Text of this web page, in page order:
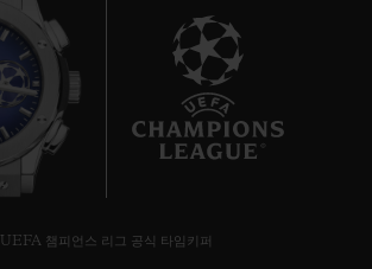
UEFA 챔피언스 리그 공식 타임키퍼